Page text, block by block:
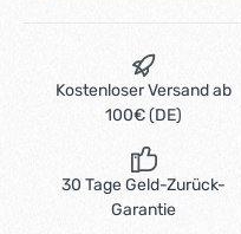
Kostenloser Versand ab
100€ (DE)
30 Tage Geld-Zurück-
Garantie